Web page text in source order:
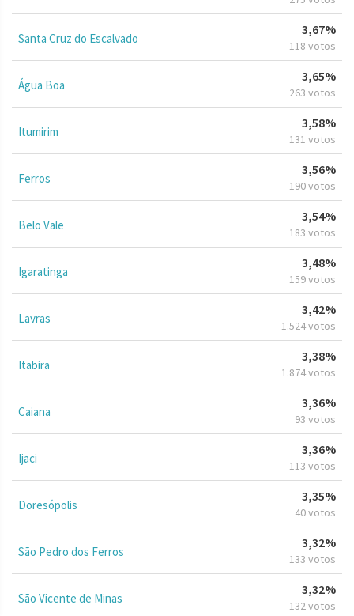
Santa Cruz do Escalvado
3,67%
118 votos
Água Boa
3,65%
263 votos
Itumirim
3,58%
131 votos
Ferros
3,56%
190 votos
Belo Vale
3,54%
183 votos
Igaratinga
3,48%
159 votos
Lavras
3,42%
1.524 votos
Itabira
3,38%
1.874 votos
Caiana
3,36%
93 votos
Ijaci
3,36%
113 votos
Doresópolis
3,35%
40 votos
São Pedro dos Ferros
3,32%
133 votos
São Vicente de Minas
3,32%
132 votos